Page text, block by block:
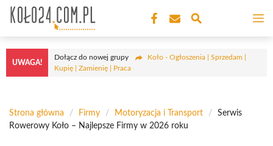
Przejdź
treści
UWAGA!
Dołącz do nowej grupy
Koło - Ogłoszenia | Sprzedam |
Kupię | Zamienię | Praca
Strona główna / Firmy / Motoryzacja i Transport /
Serwis
Rowerowy Koło – Najlepsze Firmy w 2026 roku